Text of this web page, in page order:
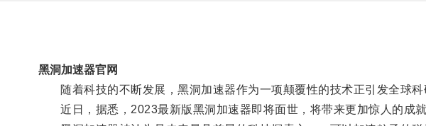
黑洞加速器官网
随着科技的不断发展，黑洞加速器作为一项颠覆性的技术正引发全球科
近日，据悉，2023最新版黑洞加速器即将面世，将带来更加惊人的成就